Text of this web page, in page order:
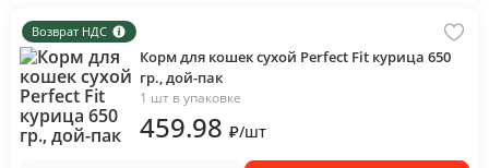
Возврат НДС
Корм для кошек сухой Perfect Fit курица 650
гр., дой-пак
1 шт в упаковке
459.98 ₽/шт